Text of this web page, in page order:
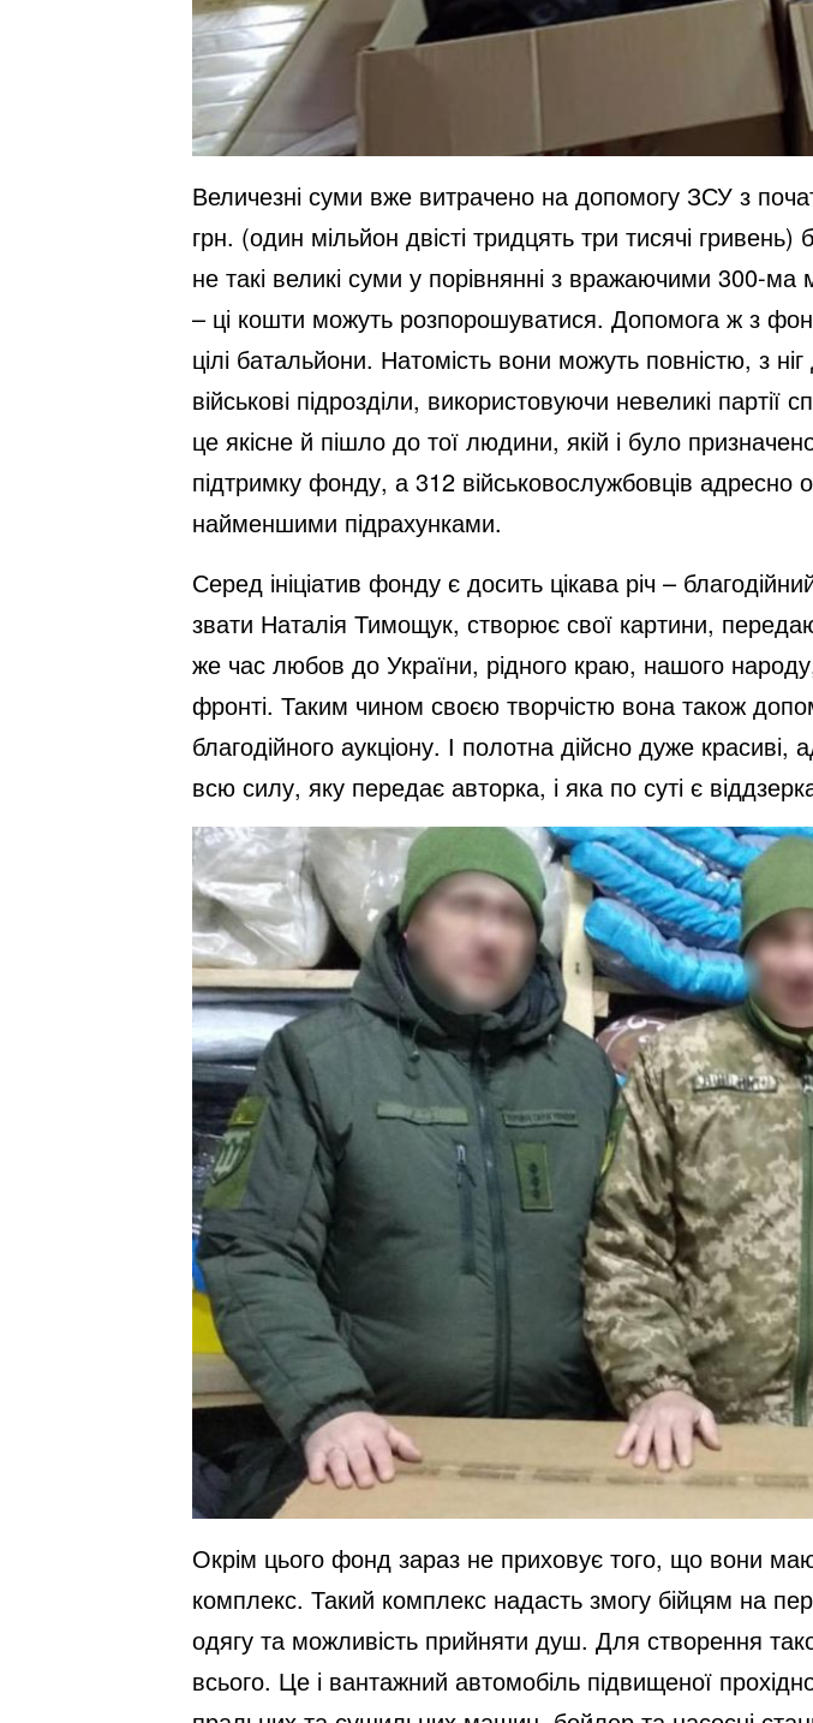
Величезні суми вже витрачено на допомогу ЗСУ з
грн. (один мільйон двісті тридцять три тисячі
не такі великі суми у порівнянні з вражаючими 300-
– ці кошти можуть розпорошуватися. Допомога ж з
цілі батальйони. Натомість вони можуть повністю, з
військові підрозділи, використовуючи невеликі
це якісне й пішло до тої людини, якій і було
підтримку фонду, а 312 військовослужбовців
найменшими підрахунками.
Серед ініціатив фонду є досить цікава річ –
звати Наталія Тимощук, створює свої картини,
же час любов до України, рідного краю, нашого
фронті. Таким чином своєю творчістю вона також
благодійного аукціону. І полотна дійсно дуже
всю силу, яку передає авторка, і яка по суті є
Окрім цього фонд зараз не приховує того, що вони
комплекс. Такий комплекс надасть змогу бійцям на
одягу та можливість прийняти душ. Для створення
всього. Це і вантажний автомобіль підвищеної